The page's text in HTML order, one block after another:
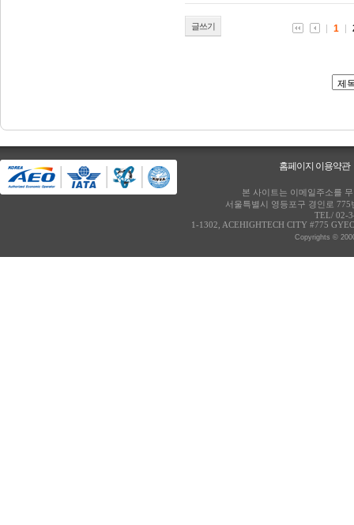
글쓰기 1
홈페이지 이용약관
본 사이트는 이메일주소를
서울특별시 영등포구 경인로
TEL/ 02-
1-1302, ACEHIGHTECH CITY #775
Copyrights ©